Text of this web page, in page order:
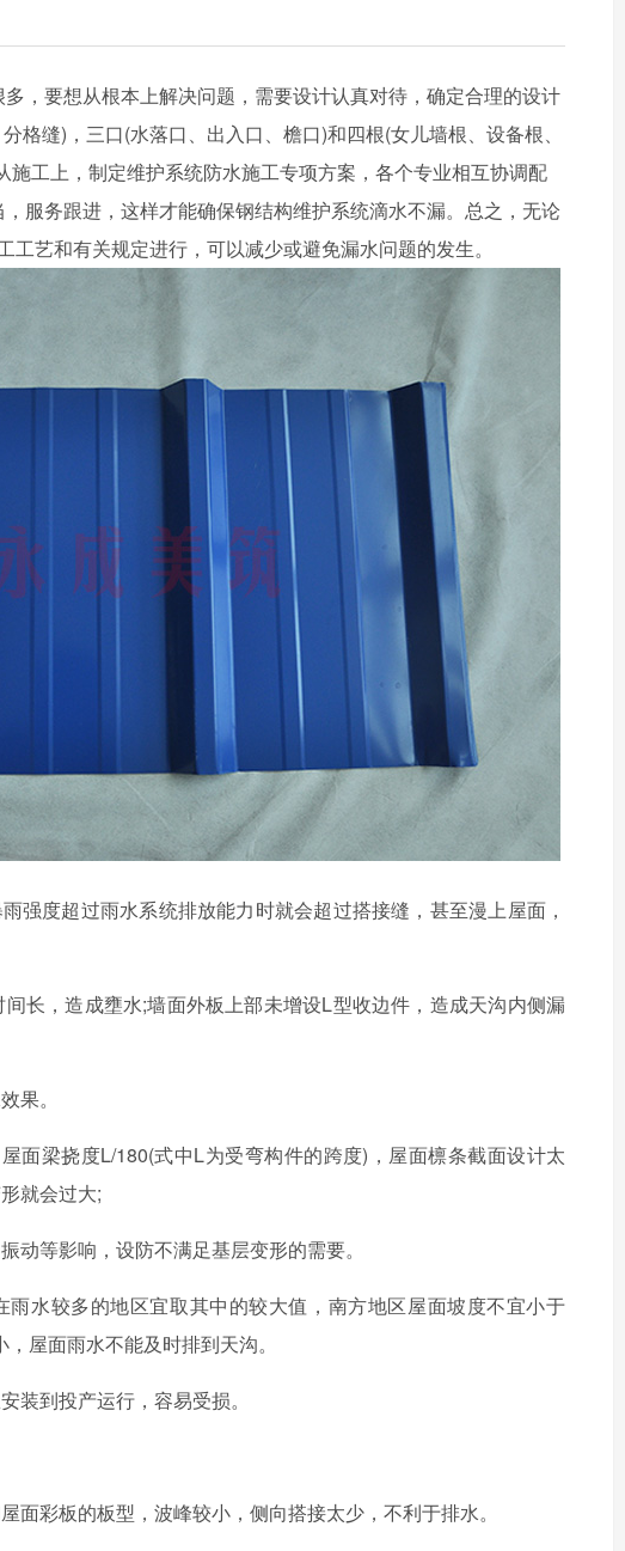
，要想从根本上解决问题，需要设计认真对待，确定合理的设计
格缝)，三口(水落口、出入口、檐口)和四根(女儿墙根、设备根、
工上，制定维护系统防水施工专项方案，各个专业相互协调配
服务跟进，这样才能确保钢结构维护系统滴水不漏。总之，无论
艺和有关规定进行，可以减少或避免漏水问题的发生。
度超过雨水系统排放能力时就会超过搭接缝，甚至漫上屋面，
长，造成壅水;墙面外板上部未增设L型收边件，造成天沟内侧漏
果。
面梁挠度L/180(式中L为受弯构件的跨度)，屋面檩条截面设计太
就会过大;
等影响，设防不满足基层变形的需要。
水较多的地区宜取其中的较大值，南方地区屋面坡度不宜小于
屋面雨水不能及时排到天沟。
到投产运行，容易受损。
彩板的板型，波峰较小，侧向搭接太少，不利于排水。